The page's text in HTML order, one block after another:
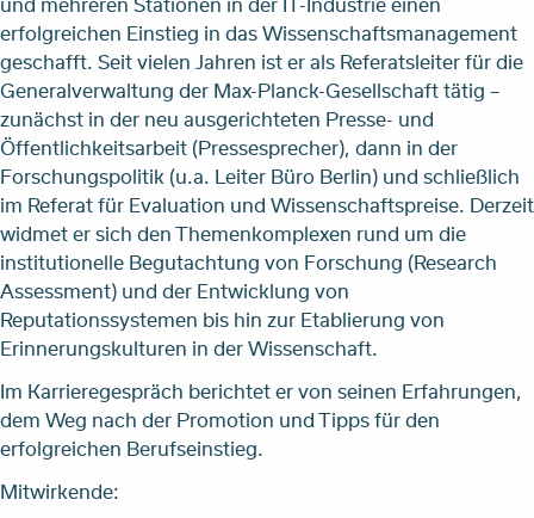
erfolgreichen Einstieg in das Wissenschaftsmanagement
geschafft. Seit vielen Jahren ist er als Referatsleiter für die
Generalverwaltung der Max-Planck-Gesellschaft tätig –
zunächst in der neu ausgerichteten Presse- und
Öffentlichkeitsarbeit (Pressesprecher), dann in der
Forschungspolitik (u.a. Leiter Büro Berlin) und schließlich
im Referat für Evaluation und Wissenschaftspreise. Derzeit
widmet er sich den Themenkomplexen rund um die
institutionelle Begutachtung von Forschung (Research
Assessment) und der Entwicklung von
Reputationssystemen bis hin zur Etablierung von
Erinnerungskulturen in der Wissenschaft.
Im Karrieregespräch berichtet er von seinen Erfahrungen,
dem Weg nach der Promotion und Tipps für den
erfolgreichen Berufseinstieg.
Mitwirkende: